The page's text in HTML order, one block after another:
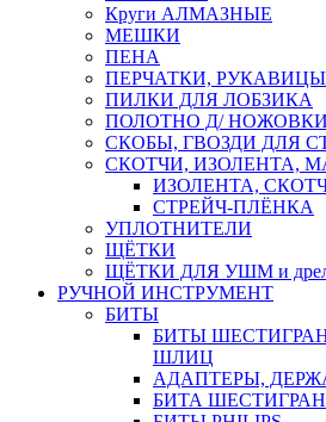
Круги АЛМАЗНЫЕ
МЕШКИ
ПЕНА
ПЕРЧАТКИ, РУКАВИЦЫ
ПИЛКИ ДЛЯ ЛОБЗИКА
ПОЛОТНО Д/
СКОБЫ, ГВОЗДИ ДЛЯ
СКОТЧИ, ИЗОЛЕНТА,
ИЗОЛЕНТА,
СТРЕЙЧ-ПЛЁНКА
УПЛОТНИТЕЛИ
ЩЁТКИ
ЩЁТКИ ДЛЯ УШМ и
РУЧНОЙ ИНСТРУМЕНТ
БИТЫ
БИТЫ
ШЛИЦ
АДАПТЕРЫ,
БИТА